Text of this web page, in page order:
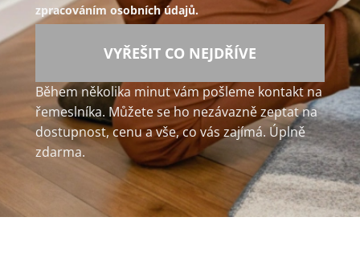
zpracováním osobních údajů.
VYŘEŠIT CO NEJDŘÍVE
Během několika minut vám pošleme kontakt na
řemeslníka. Můžete se ho nezávazně zeptat na
dostupnost, cenu a vše, co vás zajímá. Úplně
zdarma.